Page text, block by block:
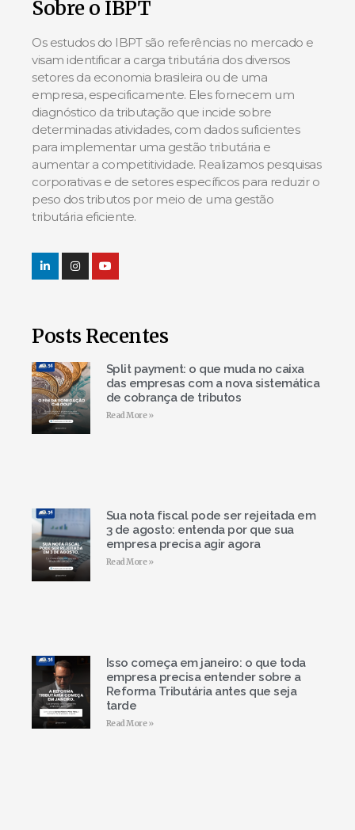
Sobre o IBPT
Os estudos do IBPT são referências no mercado e
visam identificar a carga tributária dos diversos
setores da economia brasileira ou de uma
empresa, especificamente. Eles fornecem um
diagnóstico da tributação que incide sobre
determinadas atividades, com dados suficientes
para implementar uma gestão tributária e
aumentar a competitividade. Realizamos pesquisas
corporativas e de setores específicos para reduzir o
peso dos tributos por meio de uma gestão
tributária eficiente.
Posts Recentes
Split payment: o que muda no caixa
das empresas com a nova sistemática
de cobrança de tributos
Read More »
Sua nota fiscal pode ser rejeitada em
3 de agosto: entenda por que sua
empresa precisa agir agora
Read More »
Isso começa em janeiro: o que toda
empresa precisa entender sobre a
Reforma Tributária antes que seja
tarde
Read More »